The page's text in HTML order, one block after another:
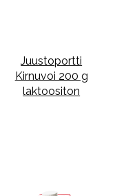
Juustoportti
Kirnuvoi 200 g
laktoositon